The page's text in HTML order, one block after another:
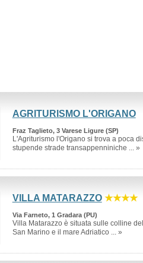
AGRITURISMO L'ORIGANO
Fraz Taglieto, 3 Varese Ligure (SP)
L'Agriturismo l'Origano si trova a poca
stupende strade transappenniniche ... »
VILLA MATARAZZO ★★★★
Via Farneto, 1 Gradara (PU)
Villa Matarazzo è situata sulle colline
San Marino e il mare Adriatico ... »